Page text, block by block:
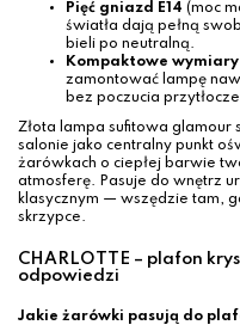
Pięć gniazd E14 (moc
światła dają pełną
bieli po neutralną.
Kompaktowe wymiary
zamontować lampę
bez poczucia
Złota lampa sufitowa glamour
salonie jako centralny punkt
żarówkach o ciepłej barwie
atmosferę. Pasuje do wnętrz
klasycznym — wszędzie tam,
skrzypce.
CHARLOTTE – plafon
odpowiedzi
Jakie żarówki pasują do